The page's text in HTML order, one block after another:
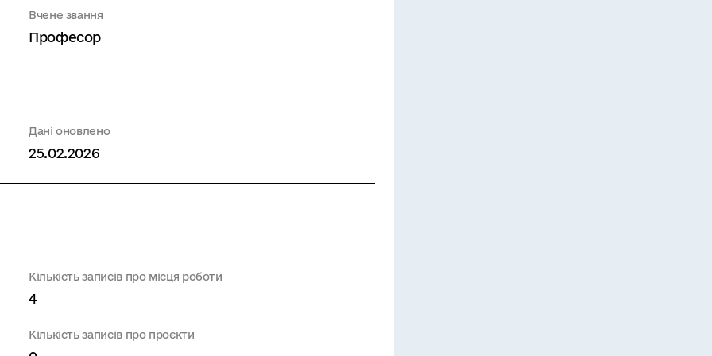
Вчене звання
Професор
Дані оновлено
25.02.2026
Кількість записів про місця роботи
4
Кількість записів про проєкти